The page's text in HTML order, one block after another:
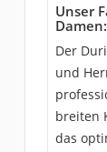
Unser
Damen:
Der
und
breiten
das